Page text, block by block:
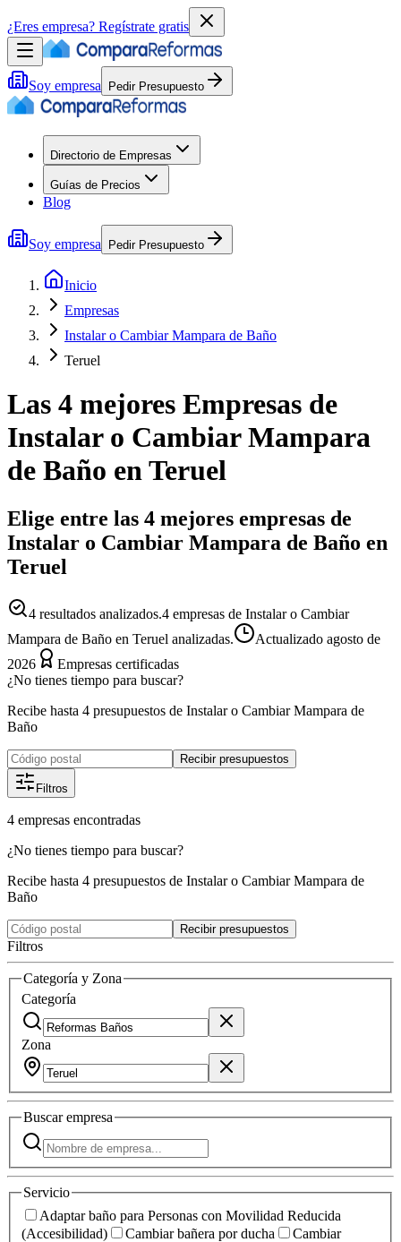
¿Eres empresa? Regístrate gratis
Soy empresa Pedir Presupuesto
Directorio de Empresas
Guías de Precios
Blog
Soy empresa Pedir Presupuesto
Inicio
Empresas
Instalar o Cambiar Mampara de Baño
Teruel
Las 4 mejores Empresas de
Instalar o Cambiar Mampara
de Baño enTeruel
Elige entre las 4 mejores empresas de
Instalar o Cambiar Mampara de Baño en
Teruel
4 resultados analizados.4 empresas de Instalar o Cambiar
Mampara de Baño en Teruel analizadas.
Actualizado agosto de
2026
Empresas certificadas
¿No tienes tiempo para buscar?
Recibe hasta 4 presupuestos de Instalar o Cambiar Mampara de
Baño
Recibir presupuestos
Filtros
4 empresas encontradas
¿No tienes tiempo para buscar?
Recibe hasta 4 presupuestos de Instalar o Cambiar Mampara de
Baño
Recibir presupuestos
Filtros
Categoría y Zona
Categoría
Zona
Buscarempresa
Servicio
Adaptar baño para Personas con Movilidad Reducida
(Accesibilidad)
Cambiar bañera por ducha
Cambiar